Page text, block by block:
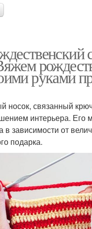
руками
носок, связанный
интерьера. Его
в зависимости от
подарка.